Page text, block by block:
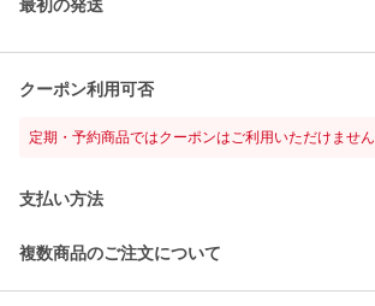
最初の発送
クーポン利用可否
定期・予約商品ではクーポンはご利用いただけません
支払い方法
複数商品のご注文について